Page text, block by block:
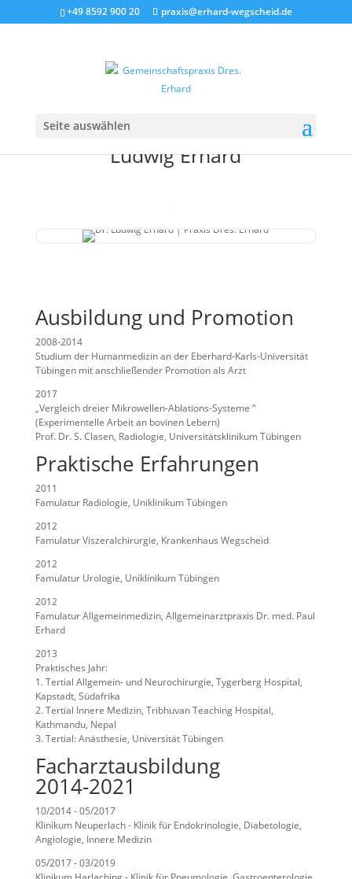
+49 8592 900 20 praxis@erhard-wegscheid.de
Seite auswählen
Ludwig Erhard
Ausbildung und Promotion
2008-2014
Studium der Humanmedizin an der Eberhard-Karls-Universität
Tübingen mit anschließender Promotion als Arzt
2017
„Vergleich dreier Mikrowellen-Ablations-Systeme “
(Experimentelle Arbeit an bovinen Lebern)
Prof. Dr. S. Clasen, Radiologie, Universitätsklinikum Tübingen
Praktische Erfahrungen
2011
Famulatur Radiologie, Uniklinikum Tübingen
2012
Famulatur Viszeralchirurgie, Krankenhaus Wegscheid
2012
Famulatur Urologie, Uniklinikum Tübingen
2012
Famulatur Allgemeinmedizin, Allgemeinarztpraxis Dr. med. Paul
Erhard
2013
Praktisches Jahr:
1. Tertial Allgemein- und Neurochirurgie, Tygerberg Hospital,
Kapstadt, Südafrika
2. Tertial Innere Medizin, Tribhuvan Teaching Hospital,
Kathmandu, Nepal
3. Tertial: Anästhesie, Universität Tübingen
Facharztausbildung
2014-2021
10/2014 - 05/2017
Klinikum Neuperlach - Klinik für Endokrinologie, Diabetologie,
Angiologie, Innere Medizin
05/2017 - 03/2019